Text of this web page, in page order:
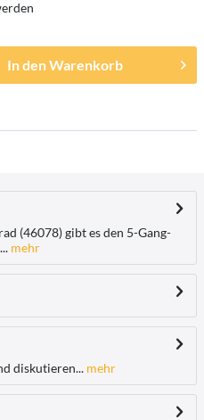
In denWarenkorb
(46078) gibt es den 5-Gang-
mehr
diskutieren... mehr